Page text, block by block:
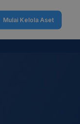
Mulai Kelola Aset